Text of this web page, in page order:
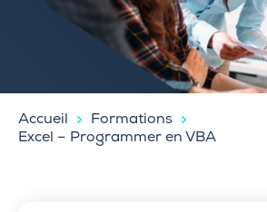
Accueil
Formations
Excel – Programmer en VBA